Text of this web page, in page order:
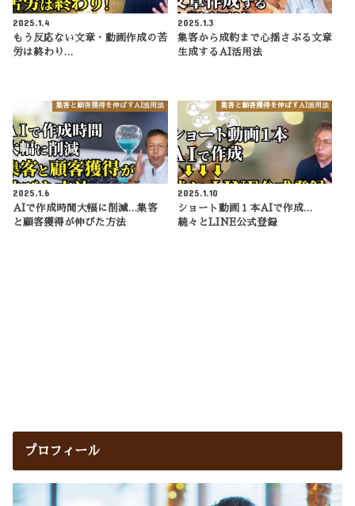
2025.1.4
もう反応ない文章・動画作成の苦
労は終わり…
2025.1.3
集客から成約まで心揺さぶる文章
生成するAI活用法
集客と顧客獲得を伸ばすAI活用法
2025.1.6
AIで作成時間大幅に削減…集客
と顧客獲得が伸びた方法
集客と顧客獲得を伸ばすAI活用法
2025.1.10
ショート動画１本AIで作成…
続々とLINE公式登録
プロフィール